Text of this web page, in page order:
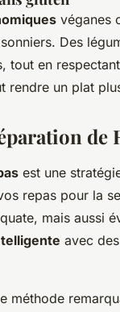
véganes
Des
tout en
rendre un plat
de
est une
repas pour la
mais aussi
avec
méthode